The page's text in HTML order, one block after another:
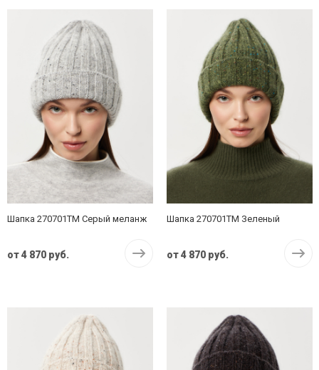
Шапка 270701TM Серый меланж
от4 870 руб.
Шапка 270701TM Зеленый
от4 870 руб.